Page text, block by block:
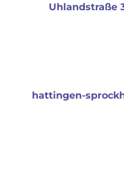
Uhlandstraße
hattingen-